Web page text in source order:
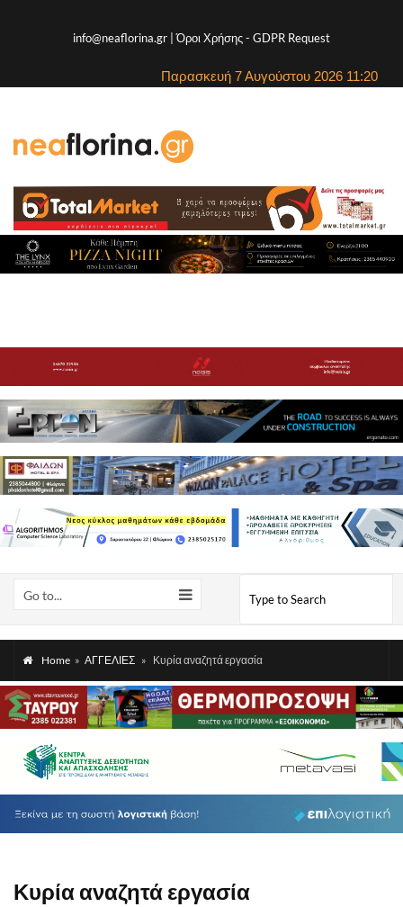
info@neaflorina.gr |Όροι Χρήσης- GDPR Request
Παρασκευή 7 Αυγούστου 2026 11:20
Go to...
Home » ΑΓΓΕΛΙΕΣ » Κυρία αναζητά εργασία
Κυρία αναζητά εργασία